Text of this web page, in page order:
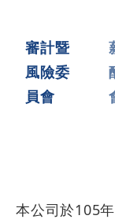
審計暨
風險委
員會
本公司於105